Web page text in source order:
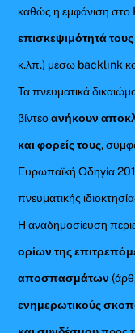
καθώς η εμφάνιση
επισκεψιμότητά
κ.λπ.) μέσω backlink
Τα πνευματικά
βίντεοανήκουν
και φορείς τους,
Ευρωπαϊκή Οδηγία
πνευματικής
Η αναδημοσίευση
ορίων της
αποσπασμάτων
ενημερωτικούς